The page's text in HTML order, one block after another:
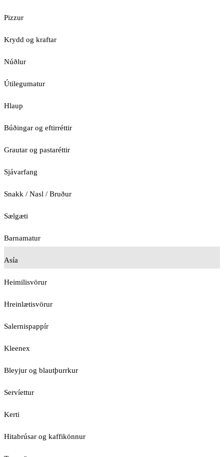
Pizzur
Krydd og kraftar
Núðlur
Útilegumatur
Hlaup
Búðingar og eftirréttir
Grautar og pastaréttir
Sjávarfang
Snakk / Nasl / Bruður
Sælgæti
Barnamatur
Asía
Heimilisvörur
Hreinlætisvörur
Salernispappír
Kleenex
Bleyjur og blautþurrkur
Servíettur
Kerti
Hitabrúsar og kaffikönnur